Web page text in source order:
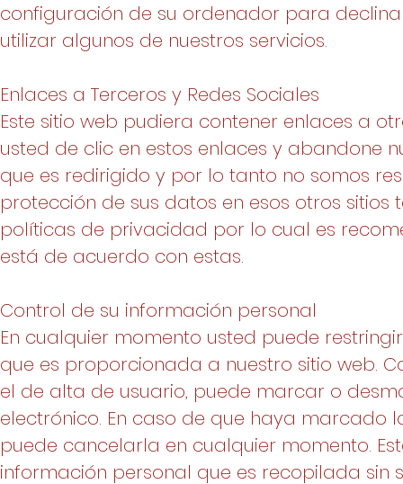
configuración de su ordenador para
utilizar algunos de nuestros servicios.
Enlaces a Terceros y Redes Sociales
Este sitio web pudiera contener enlaces a
usted de clic en estos enlaces y abandone
que es redirigido y por lo tanto no somos
protección de sus datos en esos otros sitios
políticas de privacidad por lo cual es
está de acuerdo con estas.
Control de su información personal
En cualquier momento usted puede
que es proporcionada a nuestro sitio web.
el de alta de usuario, puede marcar o
electrónico. En caso de que haya
puede cancelarla en cualquier momento.
información personal que es recopilada sin